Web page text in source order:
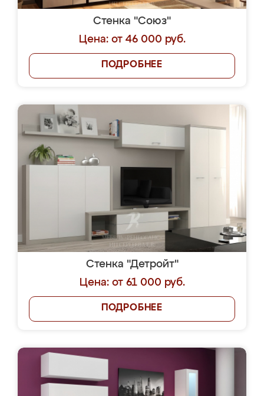
Стенка "Союз"
Цена: от 46 000 руб.
ПОДРОБНЕЕ
Стенка "Детройт"
Цена: от 61 000 руб.
ПОДРОБНЕЕ